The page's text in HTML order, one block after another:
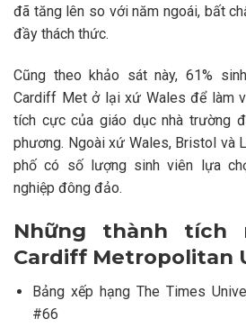
đã tăng lên so với năm ngoái, bất
đầy thách thức.
Cũng theo khảo sát này, 61%
Cardiff Met ở lại xứ Wales để làm
tích cực của giáo dục nhà trường
phương. Ngoài xứ Wales, Bristol và
phố có số lượng sinh viên lựa
nghiệp đông đảo.
Những thành tích
Cardiff Metropolitan
Bảng xếp hạng The Times
#66